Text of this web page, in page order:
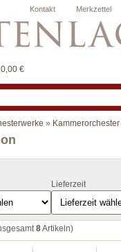
Merkzettel
Kontakt
€
» Kammerorchester
Lieferzeit
8Artikeln)